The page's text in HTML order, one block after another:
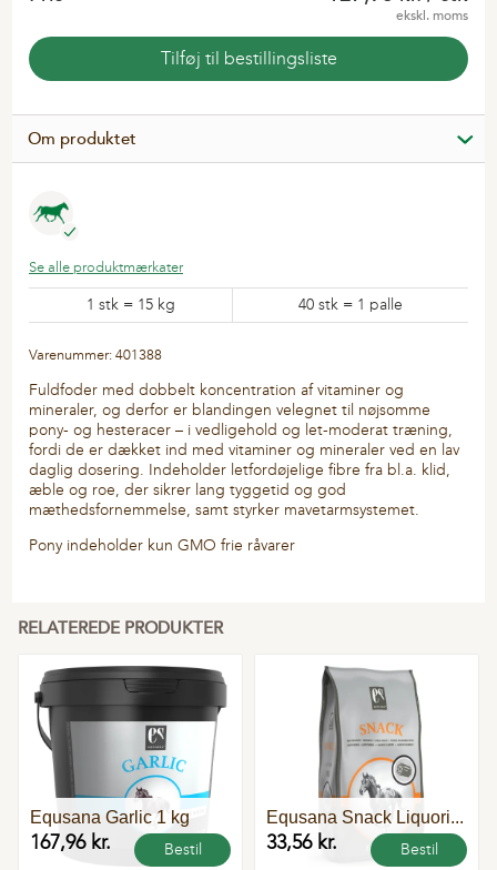
ekskl. moms
Tilføj til bestillingsliste
Om produktet
Se alle produktmærkater
1 stk = 15 kg 40 stk = 1 palle
Varenummer: 401388
Fuldfoder med dobbelt koncentration af vitaminer og
mineraler, og derfor er blandingen velegnet til nøjsomme
pony- og hesteracer – i vedligehold og let-moderat træning,
fordi de er dækket ind med vitaminer og mineraler ved en lav
daglig dosering. Indeholder letfordøjelige fibre fra bl.a. klid,
æble og roe, der sikrer lang tyggetid og god
mæthedsfornemmelse, samt styrker mavetarmsystemet.
Pony indeholder kun GMO frie råvarer
RELATEREDE PRODUKTER
Bestil
Equsana Garlic 1 kg
167,96 kr. Bestil
Equsana Snack Liquori...
Flere
varianter
33,56 kr.